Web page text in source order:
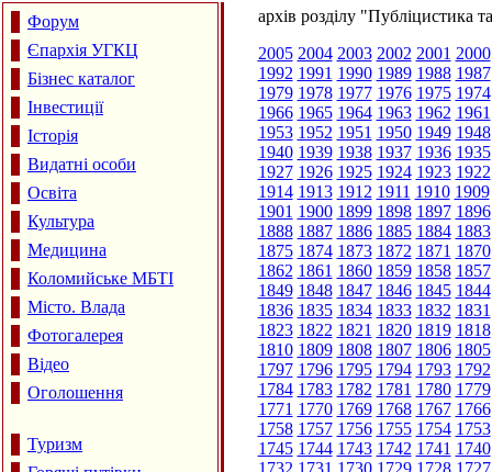
Форум
Єпархія УГКЦ
Бізнес каталог
Інвестиції
Історія
Видатні особи
Освіта
Культура
Медицина
Коломийське МБТІ
Місто. Влада
Фотогалерея
Відео
Оголошення
Туризм
архів розділу "Публіцистика
2005 2004 2003 2002 2001 2000
1992 1991 1990 1989 1988 1987
1979 1978 1977 1976 1975 1974
1966 1965 1964 1963 1962 1961
1953 1952 1951 1950 1949 1948
1940 1939 1938 1937 1936 1935
1927 1926 1925 1924 1923 1922
1914 1913 1912 1911 1910 1909
1901 1900 1899 1898 1897 1896
1888 1887 1886 1885 1884 1883
1875 1874 1873 1872 1871 1870
1862 1861 1860 1859 1858 1857
1849 1848 1847 1846 1845 1844
1836 1835 1834 1833 1832 1831
1823 1822 1821 1820 1819 1818
1810 1809 1808 1807 1806 1805
1797 1796 1795 1794 1793 1792
1784 1783 1782 1781 1780 1779
1771 1770 1769 1768 1767 1766
1758 1757 1756 1755 1754 1753
1745 1744 1743 1742 1741 1740
1732 1731 1730 1729 1728 1727